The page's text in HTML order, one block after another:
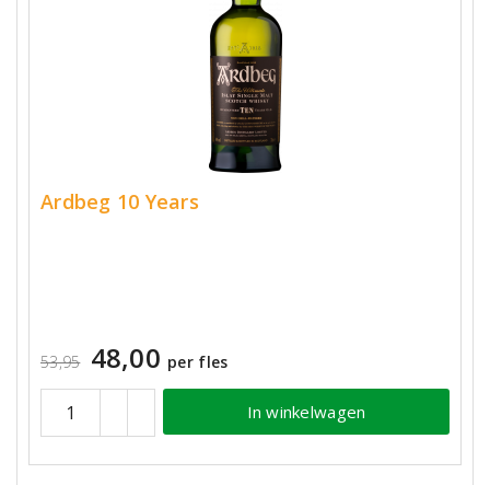
Ardbeg 10 Years
53,95 48,00 per fles
In winkelwagen